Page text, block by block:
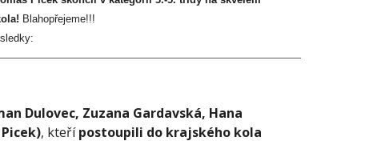
Blahopřejeme!!!
Dulovec, Zuzana Gardavská, Hana
, kteřípostoupili do krajského kola